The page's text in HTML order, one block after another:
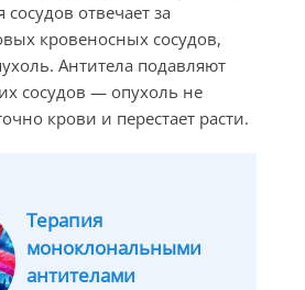
сосудов отвечает за
кровеносных сосудов,
Антитела подавляют
сосудов — опухоль не
крови и перестает расти.
Терапия
моноклональными
антителами